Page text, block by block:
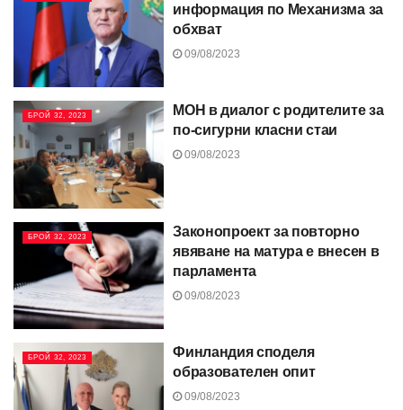
информация по Механизма за
обхват
09/08/2023
БРОЙ 32, 2023
МОН в диалог с родителите за
по-сигурни класни стаи
09/08/2023
БРОЙ 32, 2023
Законопроект за повторно
явяване на матура е внесен в
парламента
09/08/2023
БРОЙ 32, 2023
Финландия споделя
образователен опит
09/08/2023